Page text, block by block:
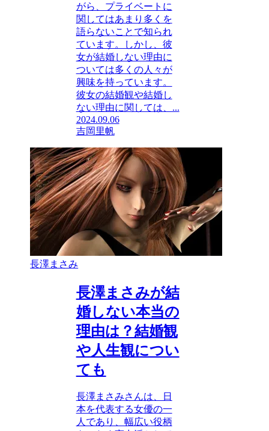
がら、プライベートに
関してはあまり多くを
語らないことで知られ
ています。しかし、彼
女が結婚しない理由に
ついては多くの人々が
興味を持っています。
彼女の結婚観や結婚し
ない理由に関しては、...
2024.09.06
吉岡里帆
長澤まさみ
長澤まさみが結
婚しない本当の
理由は？結婚観
や人生観につい
ても
長澤まさみさんは、日
本を代表する女優の一
人であり、幅広い役柄